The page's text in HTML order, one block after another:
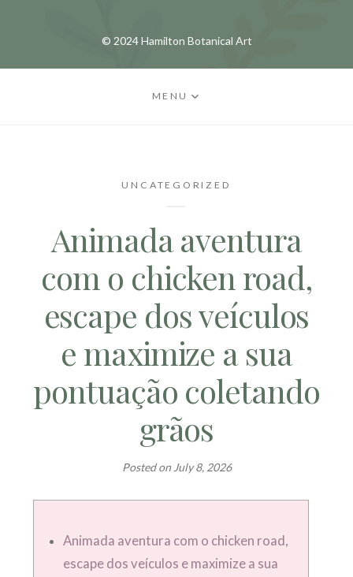
© 2024 Hamilton Botanical Art
MENU
UNCATEGORIZED
Animada aventura
com o chicken road,
escape dos veículos
e maximize a sua
pontuação coletando
grãos
Posted on July 8, 2026
Animada aventura com o chicken road,
escape dos veículos e maximize a sua